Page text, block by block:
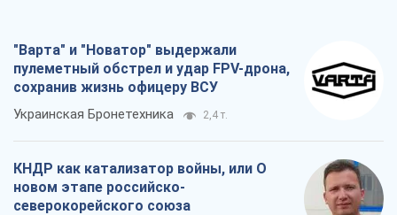
"Варта" и "Новатор" выдержали
пулеметный обстрел и удар FPV-дрона,
сохранив жизнь офицеру ВСУ
Украинская Бронетехника 2,4 т.
КНДР как катализатор войны, или О
новом этапе российско-
северокорейского союза